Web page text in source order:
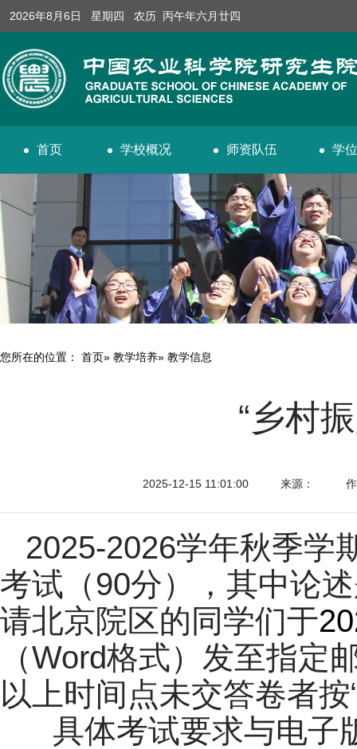
2026年8月6日 星期四 农历 丙午年六月廿四
首页 学校概况 师资队伍 学
您所在的位置： 首页» 教学培养» 教学信息
“乡村
2025-12-15 11:01:00 来源：
2025-2026学年秋季学
考试（90分），其中论
请北京院区的同学们于
（Word格式）发至指定
以上时间点未交答卷者按
具体考试要求与电子